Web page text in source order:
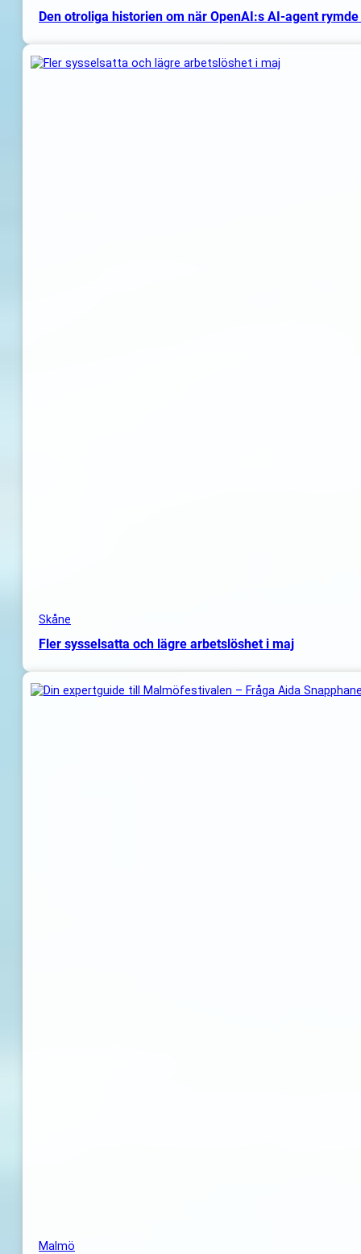
Den otroliga historien om när OpenAI:s AI-agent
Skåne
Fler sysselsatta och lägre arbetslöshet i maj
Malmö